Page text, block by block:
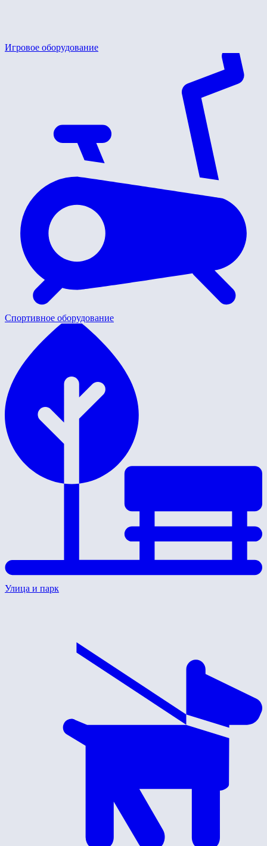
Игровое оборудование
Спортивное оборудование
Улица и парк